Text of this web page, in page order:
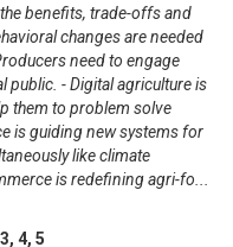
benefits, trade-offs and
changes are needed
need to engage
public. - Digital agriculture is
them to problem solve
is guiding new systems for
like climate
is redefining agri-fo
3, 4, 5